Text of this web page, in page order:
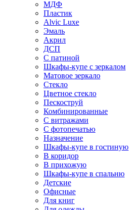
МДФ
Пластик
Alvic Luxe
Эмаль
Акрил
ДСП
С патиной
Шкафы-купе с зеркалом
Матовое зеркало
Стекло
Цветное стекло
Пескоструй
Комбинированные
С витражами
С фотопечатью
Назначение
Шкафы-купе в гостиную
В коридор
В прихожую
Шкафы-купе в спальню
Детские
Офисные
Для книг